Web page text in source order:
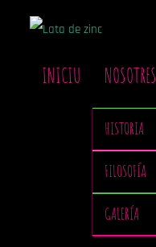
INICIU NOSOTRES
HISTORIA
FILOSOFÍA
GALERÍA